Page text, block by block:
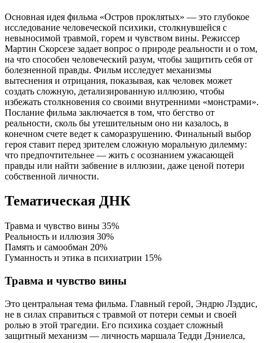
Основная идея фильма «Остров проклятых» — это глубокое
исследование человеческой психики, столкнувшейся с
невыносимой травмой, горем и чувством вины. Режиссер
Мартин Скорсезе задает вопрос о природе реальности и о том,
на что способен человеческий разум, чтобы защитить себя от
болезненной правды. Фильм исследует механизмы
вытеснения и отрицания, показывая, как человек может
создать сложную, детализированную иллюзию, чтобы
избежать столкновения со своими внутренними «монстрами».
Послание фильма заключается в том, что бегство от
реальности, сколь бы утешительным оно ни казалось, в
конечном счете ведет к саморазрушению. Финальный выбор
героя ставит перед зрителем сложную моральную дилемму:
что предпочтительнее — жить с осознанием ужасающей
правды или найти забвение в иллюзии, даже ценой потери
собственной личности.
Тематическая ДНК
Травма и чувство вины 35%
Реальность и иллюзия 30%
Память и самообман 20%
Гуманность и этика в психиатрии 15%
Травма и чувство вины
Это центральная тема фильма. Главный герой, Эндрю Лэддис,
не в силах справиться с травмой от потери семьи и своей
ролью в этой трагедии. Его психика создает сложный
защитный механизм — личность маршала Тедди Дэниелса,